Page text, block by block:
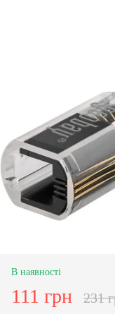
В наявності
111 грн 231